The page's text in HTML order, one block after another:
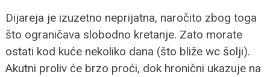
Dijareja je izuzetno neprijatna, naročito zbog toga
što ograničava slobodno kretanje. Zato morate
ostati kod kuće nekoliko dana (što bliže wc šolji).
Akutni proliv će brzo proći, dok hronični ukazuje na